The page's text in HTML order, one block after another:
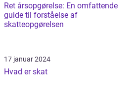
Ret årsopgørelse: En omfattende
guide til forståelse af
skatteopgørelsen
17 januar 2024
Hvad er skat